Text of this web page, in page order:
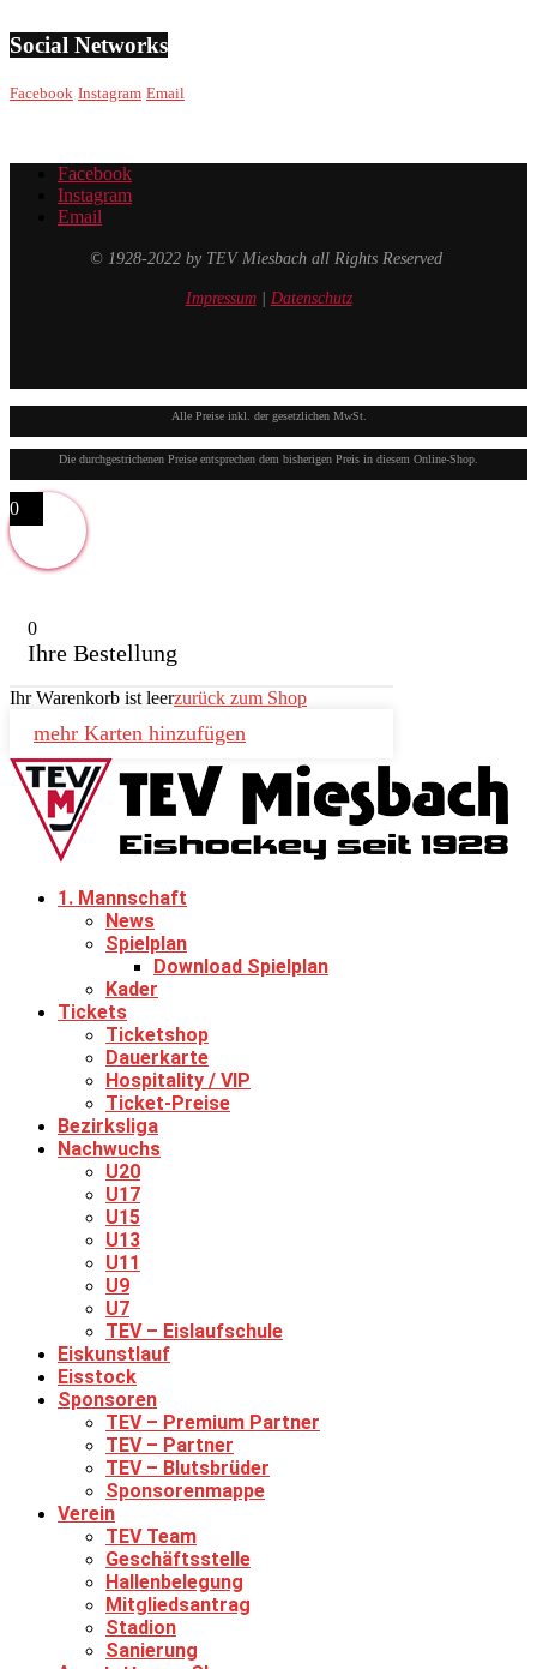
Social Networks
Facebook Instagram Email
Facebook
Instagram
Email
© 1928-2022 by TEV Miesbach all Rights Reserved
Impressum| Datenschutz
Alle Preise inkl. der gesetzlichen MwSt.
Die durchgestrichenen Preise entsprechen dem bisherigen Preis in diesem Online-Shop.
0
0
Ihre Bestellung
Ihr Warenkorb ist leerzurück zum Shop
mehr Karten hinzufügen
1. Mannschaft
News
Spielplan
Download Spielplan
Kader
Tickets
Ticketshop
Dauerkarte
Hospitality / VIP
Ticket-Preise
Bezirksliga
Nachwuchs
U20
U17
U15
U13
U11
U9
U7
TEV – Eislaufschule
Eiskunstlauf
Eisstock
Sponsoren
TEV – Premium Partner
TEV – Partner
TEV – Blutsbrüder
Sponsorenmappe
Verein
TEV Team
Geschäftsstelle
Hallenbelegung
Mitgliedsantrag
Stadion
Sanierung